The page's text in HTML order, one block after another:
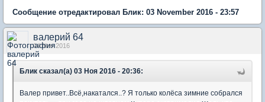
Сообщение отредактировал Блик: 03 November 2016 - 23:57
валерий 64
04 Nov 2016
Блик сказал(а) 03 Ноя 2016 - 20:36:
Валер привет..Всё,накатался..? Я только колёса зимние собрался